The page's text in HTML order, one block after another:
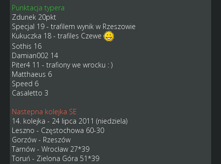
Punktacja typera
Zdunek 20pkt
Specjal 19 - trafilem wynik w Rzeszowie
Kukuczka 18 - trafiles Czewe
Sothis 16
Damian002 14
Piter4 11 - trafiony we wrocku : )
Matthaeus 6
Speed 6
Casaletto 3
Nastepna kolejka SE
14. kolejka - 24 lipca 2011 (niedziela)
Leszno - Częstochowa 60-30
Gorzów - Rzeszów
Tarnów - Wrocław 27*39
Toruń - Zielona Góra 51*39